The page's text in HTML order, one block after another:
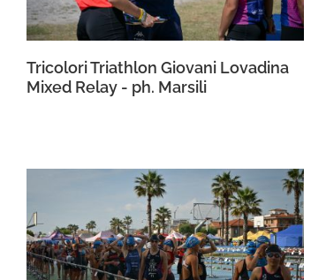
Tricolori Triathlon Giovani Lovadina
Mixed Relay - ph. Marsili